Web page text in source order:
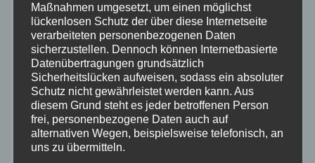
Neuwied
Polizei
Rettungsdienst
Rhein-Lahn
Maßnahmen umgesetzt, um einen möglichst
lückenlosen Schutz der über diese Internetseite
verarbeiteten personenbezogenen Daten
sicherzustellen. Dennoch können Internetbasierte
Datenübertragungen grundsätzlich
Sicherheitslücken aufweisen, sodass ein absoluter
Schutz nicht gewährleistet werden kann. Aus
diesem Grund steht es jeder betroffenen Person
frei, personenbezogene Daten auch auf
alternativen Wegen, beispielsweise telefonisch, an
uns zu übermitteln.